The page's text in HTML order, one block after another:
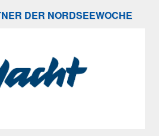
DER NORDSEEWOCHE